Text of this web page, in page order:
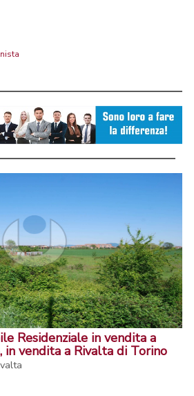
Residenziale in vendita a
in vendita a Rivalta di Torino